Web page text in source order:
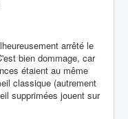
arrêté le
bien dommage, car
étaient au même
classique (autrement
supprimées jouent sur